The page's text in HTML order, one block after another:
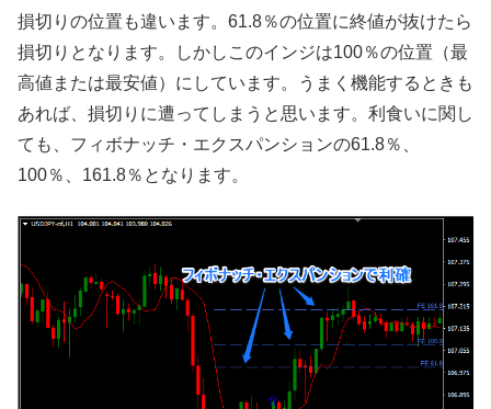
損切りの位置も違います。61.8％の位置に終値が抜けたら
損切りとなります。しかしこのインジは100％の位置（最
高値または最安値）にしています。うまく機能するときも
あれば、損切りに遭ってしまうと思います。利食いに関し
ても、フィボナッチ・エクスパンションの61.8％、
100％、161.8％となります。